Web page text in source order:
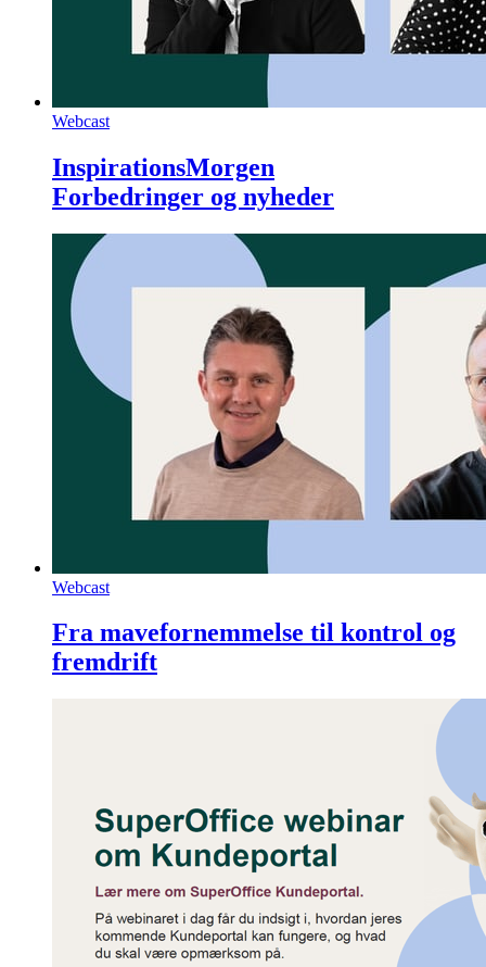
Webcast
InspirationsMorgen
Forbedringer og nyheder
Webcast
Fra mavefornemmelse til kontrol og
fremdrift